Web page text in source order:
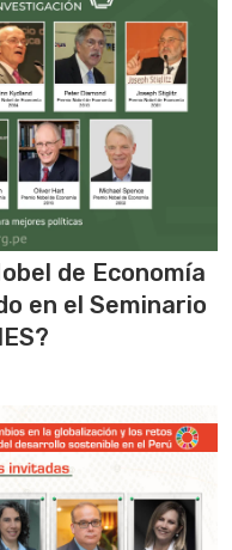
de Economía
en el Seminario